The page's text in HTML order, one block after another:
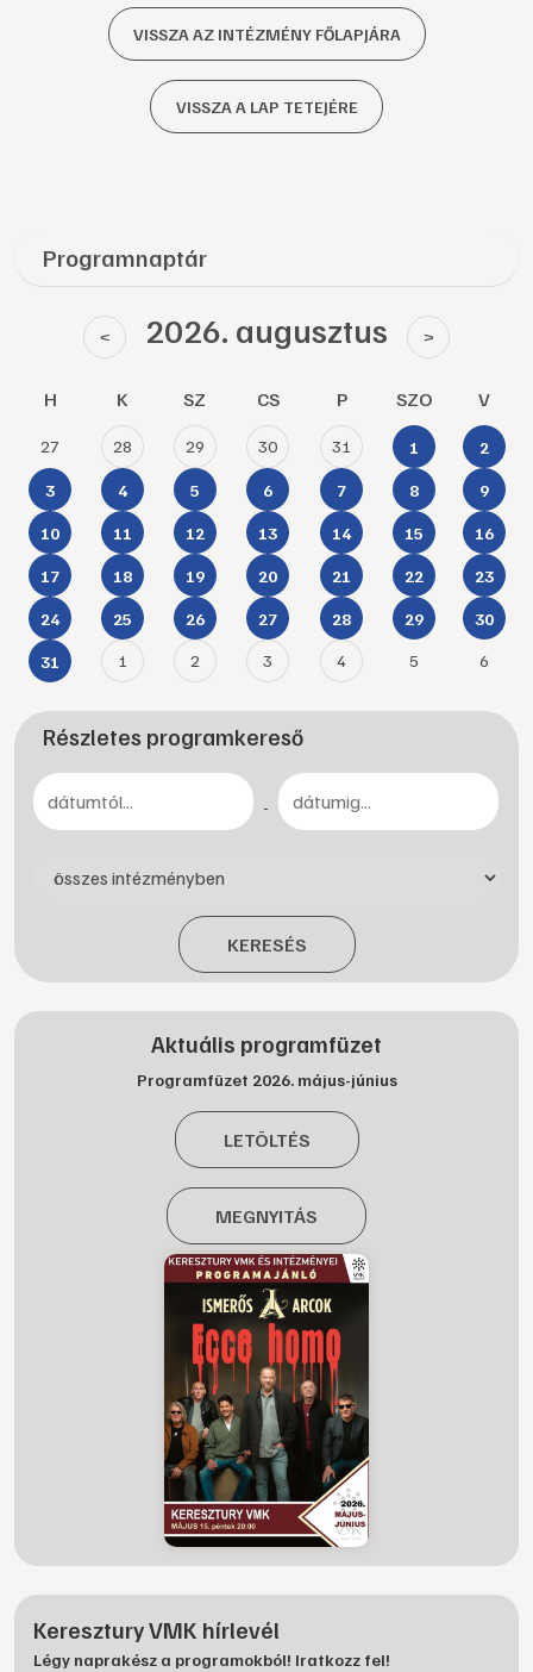
VISSZA AZ INTÉZMÉNY FŐLAPJÁRA
VISSZA A LAP TETEJÉRE
Programnaptár
< 2026. augusztus >
H K SZ CS P SZO V
27 28 29 30 31 1 2
3 4 5 6 7 8 9
10 11 12 13 14 15 16
17 18 19 20 21 22 23
24 25 26 27 28 29 30
31 1 2 3 4 5 6
Részletes programkereső
-
KERESÉS
Aktuális programfüzet
Programfüzet 2026. május-június
LETÖLTÉS
MEGNYITÁS
Keresztury VMK hírlevél
Légy naprakész a programokból! Iratkozz fel!